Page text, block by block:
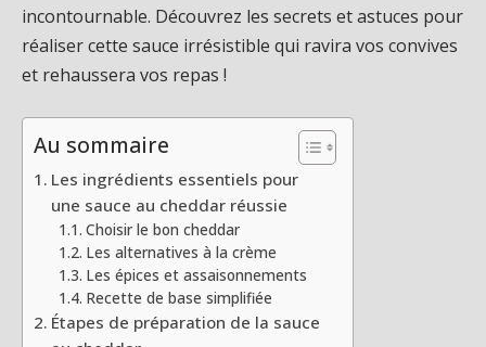
incontournable. Découvrez les secrets et astuces pour
réaliser cette sauce irrésistible qui ravira vos convives
et rehaussera vos repas !
Au sommaire
Les ingrédients essentiels pour
une sauce au cheddar réussie
Choisir le bon cheddar
Les alternatives à la crème
Les épices et assaisonnements
Recette de base simplifiée
Étapes de préparation de la sauce